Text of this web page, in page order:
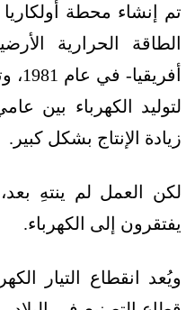
تم إنشاء محطة
الطاقة الحرارية
زيادة الإنتاج بشكل كبير.
لكن العمل لم ينتهِ
يفتقرون إلى الكهرباء.
ويُعد انقطاع التيار